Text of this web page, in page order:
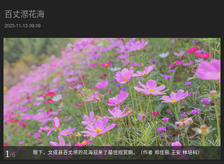
百丈漈花海
2023-11-13 09:09
1/6 眼下，文成县百丈漈的花海迎来了最佳观赏期。（作者 郑佳丽 王安 林培科）